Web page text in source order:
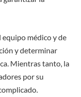
médico y de
y determinar
Mientras tanto, la
por su